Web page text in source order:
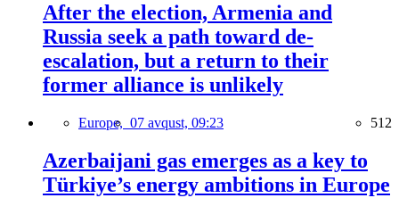
After the election, Armenia and
Russia seek a path toward de-
escalation, but a return to their
former alliance is unlikely
Europe, 07 avqust, 09:23 512
Azerbaijani gas emerges as a key to
Türkiye’s energy ambitions in Europe